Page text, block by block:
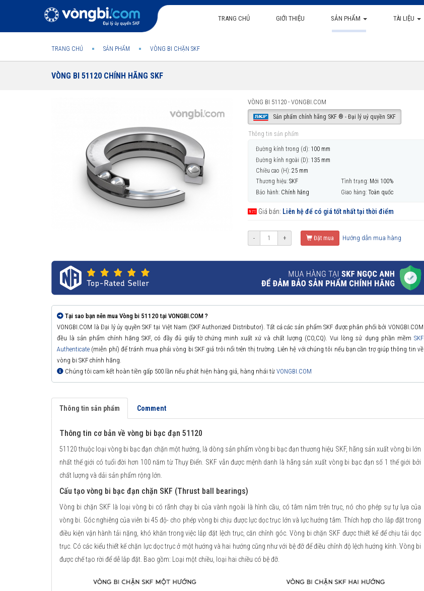
TRANG CHỦ GIỚI THIỆU SẢN PHẨM TÀI LIỆU
TRANG CHỦ SẢN PHẨM VÒNG BI CHẶN SKF
VÒNG BI 51120 CHÍNH HÃNG SKF
VÒNG BI 51120 - VONGBI.COM
Sản phẩm chính hãng SKF ® - Đại lý uỷ quyền SKF
Thông tin sản phẩm
Đường kính trong (d): 100 mm
Đường kính ngoài (D): 135 mm
Chiều cao (H): 25 mm
Thương hiệu: SKF Tình trạng: Mới 100%
Bảo hành: Chính hãng Giao hàng: Toàn quốc
Giá bán: Liên hệ để có giá tốt nhất tại thời điểm
- + Đặt mua Hướng dẫn mua hàng
Tại sao bạn nên mua Vòng bi 51120 tại VONGBI.COM ?
VONGBI.COM là Đại lý ủy quyền SKF tại Việt Nam (SKF Authorized Distributor). Tất cả các sản phẩm SKF được phân phối bởi VONGBI.COM
đều là sản phẩm chính hãng SKF, có đầy đủ giấy tờ chứng minh xuất xứ và chất lượng (CO,CQ). Vui lòng sử dụng phần mềm SKF
Authenticate (miễn phí) để tránh mua phải vòng bi SKF giả trôi nổi trên thị trường. Liên hệ với chúng tôi nếu bạn cần trợ giúp thông tin về
vòng bi SKF chính hãng.
Chúng tôi cam kết hoàn tiền gấp 500 lần nếu phát hiện hàng giả, hàng nhái từ VONGBI.COM
Thông tin sản phẩm Comment
Thông tin cơ bản về vòng bi bạc đạn 51120
51120 thuộc loại vòng bi bạc đạn chặn một hướng, là dòng sản phẩm vòng bi bạc đạn thương hiệu SKF, hãng sản xuất vòng bi lớn
nhất thế giới có tuổi đời hơn 100 năm từ Thụy Điển. SKF vẫn được mệnh danh là hãng sản xuất vòng bi bạc đạn số 1 thế giới bởi
chất lượng và dải sản phẩm rộng lớn.
Cấu tạo vòng bi bạc đạn chặn SKF (Thrust ball bearings)
Vòng bi chặn SKF là loại vòng bi có rãnh chạy bi của vành ngoài là hình cầu, có tâm nằm trên trục, nó cho phép sự tự lựa của
vòng bi. Góc nghiêng của viên bi 45 độ- cho phép vòng bi chịu được lực dọc trục lớn và lực hướng tâm. Thích hợp cho lắp đặt trong
điều kiện vận hành tải nặng, khó khăn trong việc lắp đặt lệch trục, căn chỉnh góc. Vòng bi chặn SKF được thiết kế để chịu tải dọc
trục. Có các kiểu thiết kế chặn lực dọc trục ở một hướng và hai hướng cũng như với bệ đỡ để điều chỉnh độ lệch hướng kính. Vòng bi
được chế tạo rời để dễ lắp đặt. Bao gồm: Loại một chiều, loại hai chiều có bệ đỡ.